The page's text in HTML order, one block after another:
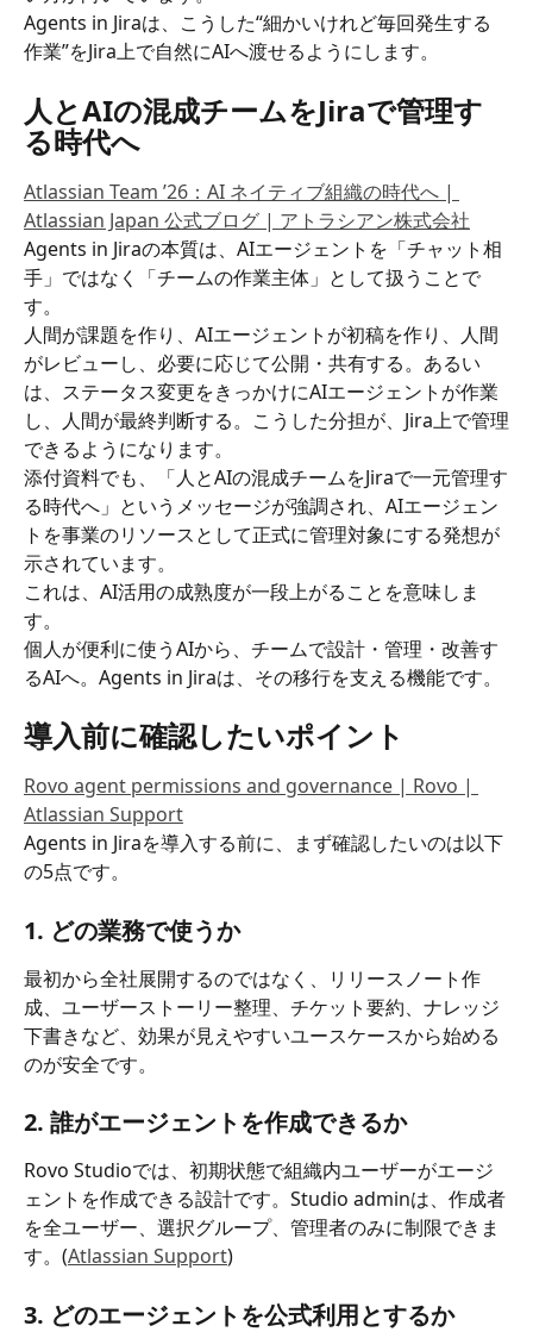
Agents in Jiraは、こうした“細かいけれど毎回発生する
作業”をJira上で自然にAIへ渡せるようにします。
人とAIの混成チームをJiraで管理す
る時代へ
Atlassian Team ’26：AI ネイティブ組織の時代へ |
Atlassian Japan 公式ブログ | アトラシアン株式会社
Agents in Jiraの本質は、AIエージェントを「チャット相
手」ではなく「チームの作業主体」として扱うことで
す。
人間が課題を作り、AIエージェントが初稿を作り、人間
がレビューし、必要に応じて公開・共有する。あるい
は、ステータス変更をきっかけにAIエージェントが作業
し、人間が最終判断する。こうした分担が、Jira上で管理
できるようになります。
添付資料でも、「人とAIの混成チームをJiraで一元管理す
る時代へ」というメッセージが強調され、AIエージェン
トを事業のリソースとして正式に管理対象にする発想が
示されています。
これは、AI活用の成熟度が一段上がることを意味しま
す。
個人が便利に使うAIから、チームで設計・管理・改善す
るAIへ。Agents in Jiraは、その移行を支える機能です。
導入前に確認したいポイント
Rovo agent permissions and governance | Rovo |
Atlassian Support
Agents in Jiraを導入する前に、まず確認したいのは以下
の5点です。
1. どの業務で使うか
最初から全社展開するのではなく、リリースノート作
成、ユーザーストーリー整理、チケット要約、ナレッジ
下書きなど、効果が見えやすいユースケースから始める
のが安全です。
2. 誰がエージェントを作成できるか
Rovo Studioでは、初期状態で組織内ユーザーがエージ
ェントを作成できる設計です。Studio adminは、作成者
を全ユーザー、選択グループ、管理者のみに制限できま
す。(Atlassian Support)
3. どのエージェントを公式利用とするか